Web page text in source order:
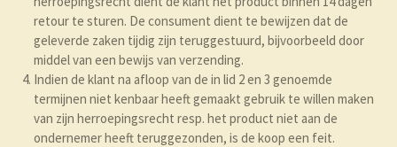
retour te sturen. De consument dient te bewijzen dat de
geleverde zaken tijdig zijn teruggestuurd, bijvoorbeeld door
middel van een bewijs van verzending.
Indien de klant na afloop van de in lid 2 en 3 genoemde
termijnen niet kenbaar heeft gemaakt gebruik te willen maken
van zijn herroepingsrecht resp. het product niet aan de
ondernemer heeft teruggezonden, is de koop een feit.